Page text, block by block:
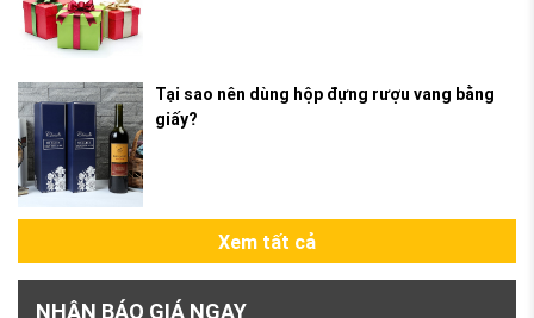
Tại sao nên dùng hộp đựng rượu vang bằng
giấy?
Xem tất cả
NHẬN BÁO GIÁ NGAY